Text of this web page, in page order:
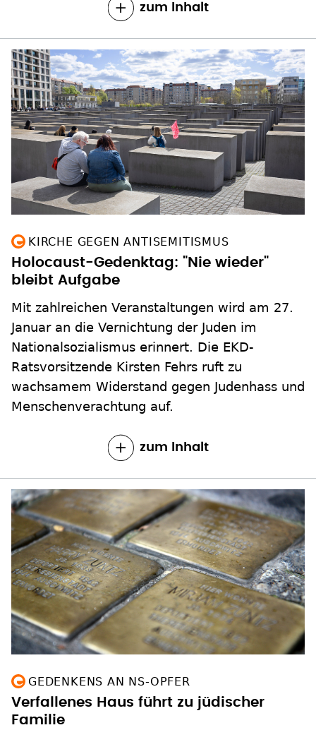
zum Inhalt
KIRCHE GEGEN ANTISEMITISMUS
Holocaust-Gedenktag: "Nie wieder"
bleibt Aufgabe
Mit zahlreichen Veranstaltungen wird am 27.
Januar an die Vernichtung der Juden im
Nationalsozialismus erinnert. Die EKD-
Ratsvorsitzende Kirsten Fehrs ruft zu
wachsamem Widerstand gegen Judenhass und
Menschenverachtung auf.
zum Inhalt
GEDENKENS AN NS-OPFER
Verfallenes Haus führt zu jüdischer
Familie